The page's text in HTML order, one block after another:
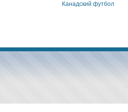
Канадский футбол